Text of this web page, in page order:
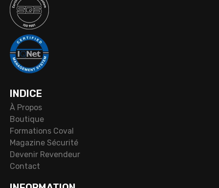
INDICE
À Propos
Boutique
Formations Coval
Magazine Sécurité
Devenir Revendeur
Contact